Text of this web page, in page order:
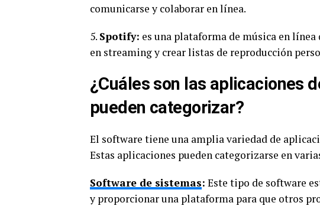
comunicarse y colaborar en línea.
5. Spotify: es una plataforma de música en
en streaming y crear listas de reproducción
¿Cuáles son las aplicaciones
pueden categorizar?
El software tiene una amplia variedad de
Estas aplicaciones pueden categorizarse en
Software de sistemas: Este tipo de software
y proporcionar una plataforma para que otros